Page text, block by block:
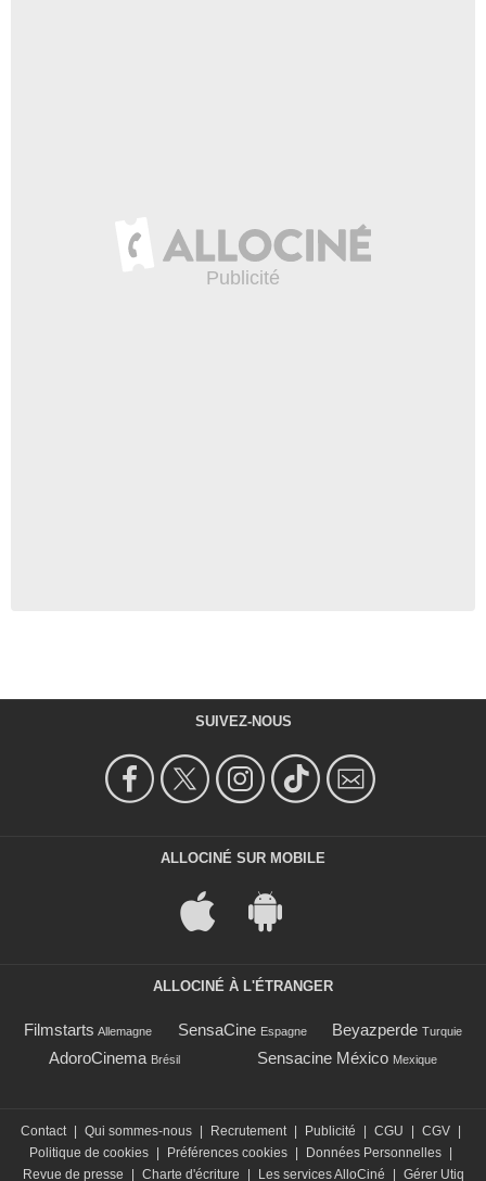
SUIVEZ-NOUS
ALLOCINÉ SUR MOBILE
ALLOCINÉ À L'ÉTRANGER
Filmstarts Allemagne SensaCine Espagne Beyazperde Turquie
AdoroCinema Brésil Sensacine México Mexique
Contact Qui sommes-nous Recrutement Publicité CGU CGV
Politique de cookies
Préférences cookies Données Personnelles
Revue de presse
Charte d'écriture Les services AlloCiné Gérer Utiq